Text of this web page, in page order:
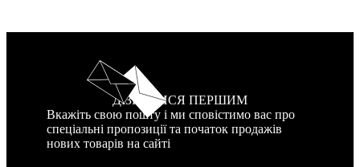
ДІЗНАТИСЯ ПЕРШИМ
Вкажіть свою пошту і ми сповістимо вас про
спеціальні пропозиції та початок продажів
нових товарів на сайті